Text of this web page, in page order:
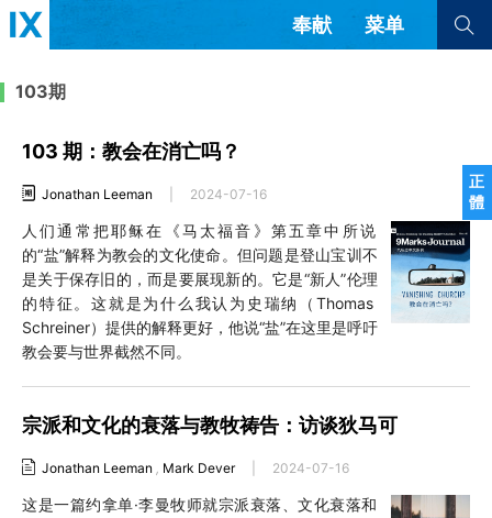
正
體
奉献 菜单
文章 书评
来信
教会带领 解经式讲道与神学
福音传讲与宣教
查看全部
查看全部
隐私条款 其他的模式
简体中文 正體中文
英语
西班牙语
乌兹别克语
达里语
波斯语
法语
罗马尼亚语
波兰语
越南语
意大利语
德语
韩语
土耳其语
柬埔寨语
103期
103 期：教会在消亡吗？
Jonathan Leeman 2024-07-16
人们通常把耶稣在《马太福音》第五章中所说
的“盐”解释为教会的文化使命。但问题是登山宝训不
是关于保存旧的，而是要展现新的。它是“新人”伦理
的特征。这就是为什么我认为史瑞纳（Thomas
Schreiner）提供的解释更好，他说“盐”在这里是呼吁
教会要与世界截然不同。
宗派和文化的衰落与教牧祷告：访谈狄马可
Jonathan Leeman , Mark Dever 2024-07-16
这是一篇约拿单·李曼牧师就宗派衰落、文化衰落和